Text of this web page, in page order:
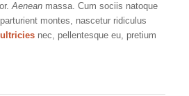
Aeneanmassa. Cum sociis natoque
montes, nascetur ridiculus
ultriciesnec, pellentesque eu, pretium